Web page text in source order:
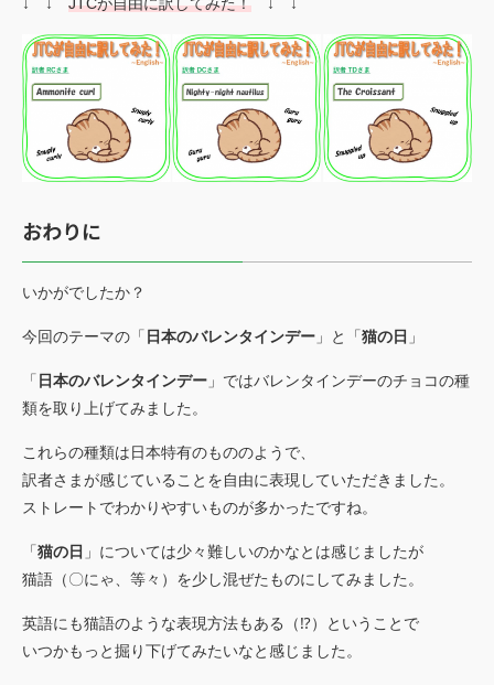
おわりに
いかがでしたか？
今回のテーマの「 日本のバレンタインデー 」と「猫の日 」
「 日本のバレンタインデー 」ではバレンタインデーのチョコの種
類を取り上げてみました。
これらの種類は日本特有のもののようで、
訳者さまが感じていることを自由に表現していただきました。
ストレートでわかりやすいものが多かったですね。
「猫の日 」については少々難しいのかなとは感じましたが
猫語（〇にゃ、等々）を少し混ぜたものにしてみました。
英語にも猫語のような表現方法もある（⁉）ということで
いつかもっと掘り下げてみたいなと感じました。